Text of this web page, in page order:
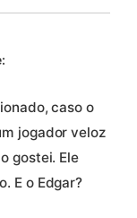
caso o
jogador veloz
gostei. Ele
E o Edgar?